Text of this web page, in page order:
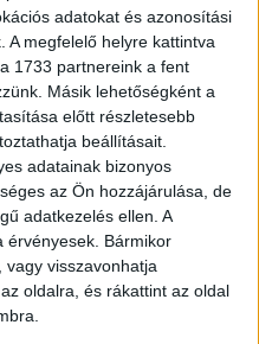
adatokat és azonosítási
A megfelelő helyre kattintva
1733 partnereink a fent
Másik lehetőségként a
előtt részletesebb
beállításait.
adatainak bizonyos
az Ön hozzájárulása, de
adatkezelés ellen. A
érvényesek. Bármikor
visszavonhatja
oldalra, és rákattint az oldal